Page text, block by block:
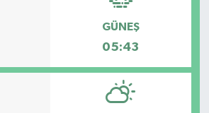
GÜNEŞ
05:43